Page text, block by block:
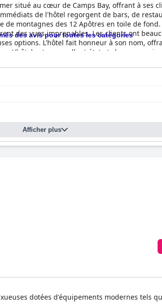
situé au cœur de Camps Bay, offrant à ses
de l'hôtel regorgent de bars, de
de montagnes des 12 Apôtres en toile de
des vues imprenables. Les clients ont
options. L'hôtel fait honneur à son nom,
L'hôtel est en excellent état et chaque
son possible pour que les clients se
avec son atmosphère chic et
un emplacement pratique avec un
le Marly Boutique Hotel est un lieu de
d'élégance et de luxe.
des avis pour toutes les catégories
Afficher plus
dotées d'équipements modernes tels